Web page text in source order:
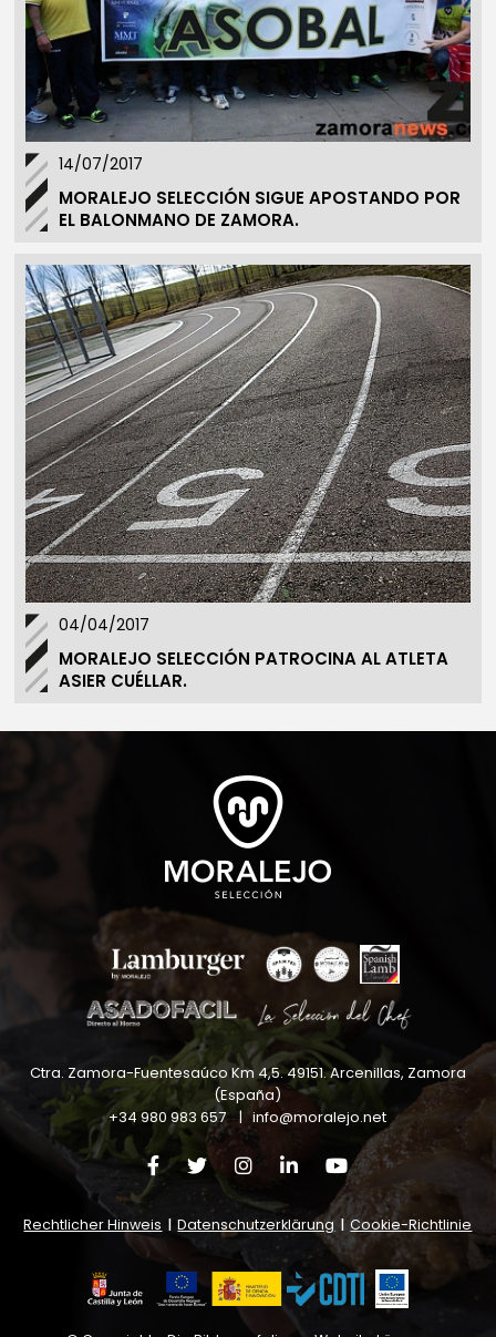
14/07/2017
MORALEJO SELECCIÓN SIGUE APOSTANDO POR
EL BALONMANO DE ZAMORA.
04/04/2017
MORALEJO SELECCIÓN PATROCINA AL ATLETA
ASIER CUÉLLAR.
Ctra. Zamora-Fuentesaúco Km 4,5.49151.Arcenillas, Zamora
(España)
+34 980 983 657 |info@moralejo.net
Rechtlicher Hinweis | Datenschutzerklärung | Cookie-Richtlinie